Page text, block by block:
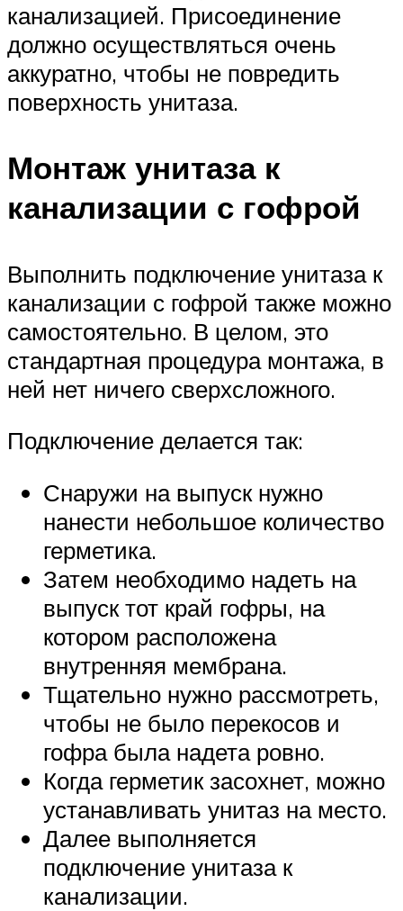
канализацией. Присоединение
должно осуществляться очень
аккуратно, чтобы не повредить
поверхность унитаза.
Монтаж унитаза к
канализации с гофрой
Выполнить подключение унитаза к
канализации с гофрой также можно
самостоятельно. В целом, это
стандартная процедура монтажа, в
ней нет ничего сверхсложного.
Подключение делается так:
Снаружи на выпуск нужно
нанести небольшое количество
герметика.
Затем необходимо надеть на
выпуск тот край гофры, на
котором расположена
внутренняя мембрана.
Тщательно нужно рассмотреть,
чтобы не было перекосов и
гофра была надета ровно.
Когда герметик засохнет, можно
устанавливать унитаз на место.
Далее выполняется
подключение унитаза к
канализации.